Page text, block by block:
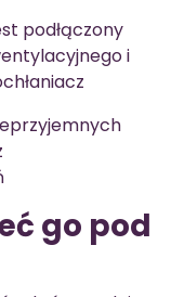
podłączony
i
go pod